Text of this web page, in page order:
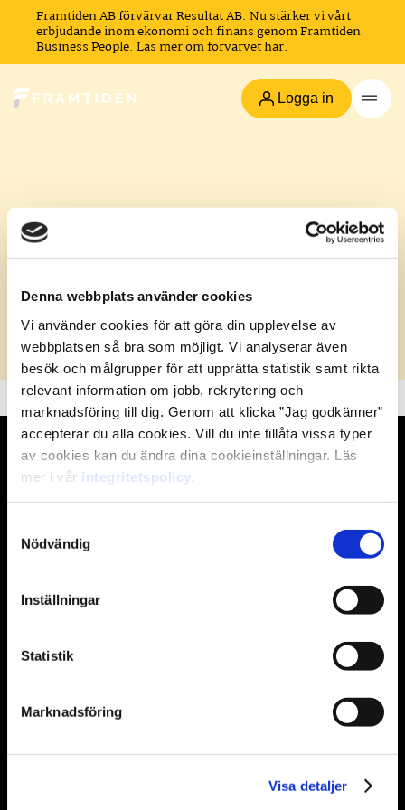
Denna webbplats använder cookies
Vi använder cookies för att göra din upplevelse av
webbplatsen så bra som möjligt. Vi analyserar även
besök och målgrupper för att upprätta statistik samt rikta
relevant information om jobb, rekrytering och
marknadsföring till dig. Genom att klicka ”Jag godkänner”
accepterar du alla cookies. Vill du inte tillåta vissa typer
av cookies kan du ändra dina cookieinställningar. Läs
mer i vår integritetspolicy.
Nödvändig
Inställningar
Statistik
Marknadsföring
Visa detaljer
Framtiden AB förvärvar Resultat AB. Nu stärker vi vårt
erbjudande inom ekonomi och finans genom Framtiden
Business People. Läs mer om förvärvethär.
Logga in
Tack.
Du är nu avregistrerad från våra utskick. Du
kommer fortfarande få mail från din rekryterare.
möjligheten att älska måndagar!